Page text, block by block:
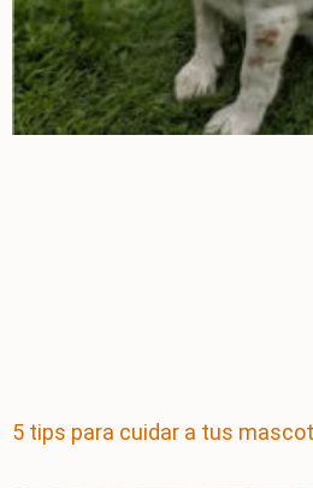
5 tips para cuidar a tus